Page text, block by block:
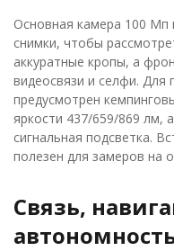
Основная камера 100 Мп
снимки, чтобы
аккуратные кропы, а
видеосвязи и селфи. Для
предусмотрен
яркости 437/659/869 лм,
сигнальная подсветка.
полезен для замеров на
Связь,